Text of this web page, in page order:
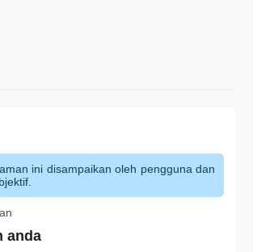
ini disampaikan oleh pengguna dan
anda